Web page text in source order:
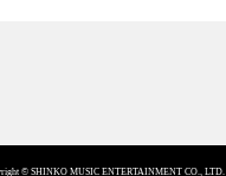
© SHINKO MUSIC ENTERTAINMENT CO., LTD.